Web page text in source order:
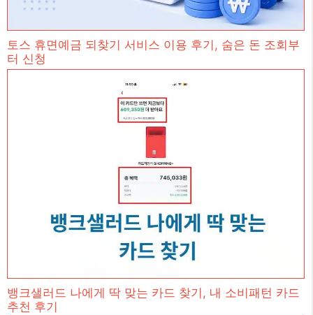
토스 휴면예금 되찾기 서비스 이용 후기, 숨은 돈 조회부
터 신청
뱅크샐러드 나에게 딱 맞는 카드 찾기, 내 소비패턴 카드
추천 후기